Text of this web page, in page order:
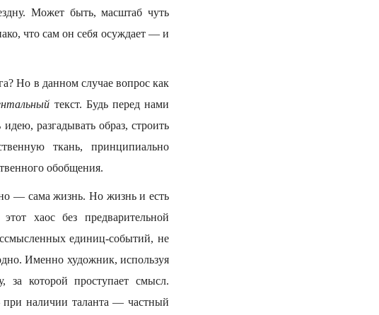
Может быть, масштаб чуть
что сам он себя осуждает — и
Но в данном случае вопрос как
текст. Будь перед нами
разгадывать образ, строить
ткань, принципиально
обобщения.
— сама жизнь. Но жизнь и есть
хаос без предварительной
единиц-событий, не
Именно художник, используя
за которой проступает смысл.
при наличии таланта — частный